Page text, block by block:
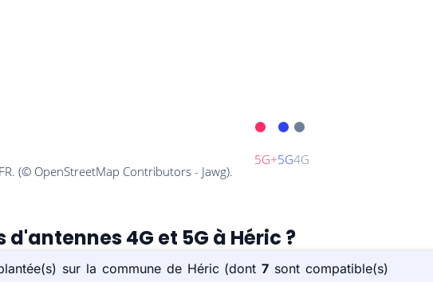
4G et 5G à Héric ?
sur la commune de Héric (dont7 sont compatible(s)